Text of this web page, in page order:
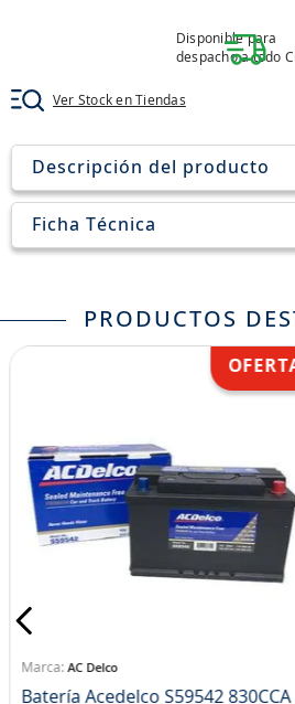
Disponible para
despacho a todo
Ver Stock en Tiendas
Descripción del producto
Ficha Técnica
PRODUCTOS
AC Delco
Batería Acedelco S59542 830CCA
10
neumáticos 235